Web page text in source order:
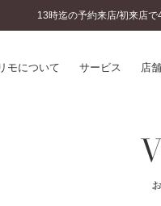
13時迄の予約来店/初来店
モについて サービス 店